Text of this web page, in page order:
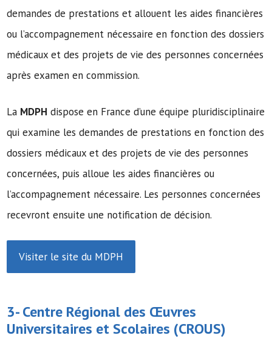
demandes de prestations et allouent les aides financières
ou l’accompagnement nécessaire en fonction des dossiers
médicaux et des projets de vie des personnes concernées
après examen en commission.
La MDPH dispose en France d’une équipe pluridisciplinaire
qui examine les demandes de prestations en fonction des
dossiers médicaux et des projets de vie des personnes
concernées, puis alloue les aides financières ou
l’accompagnement nécessaire. Les personnes concernées
recevront ensuite une notification de décision.
Visiter le site du MDPH
3- Centre Régional des Œuvres
Universitaires et Scolaires (CROUS)